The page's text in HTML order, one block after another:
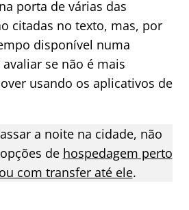
porta de várias das
citadas no texto, mas, por
disponível numa
se não é mais
usando os aplicativos de
a noite na cidade, não
de hospedagem perto
com transfer até ele.